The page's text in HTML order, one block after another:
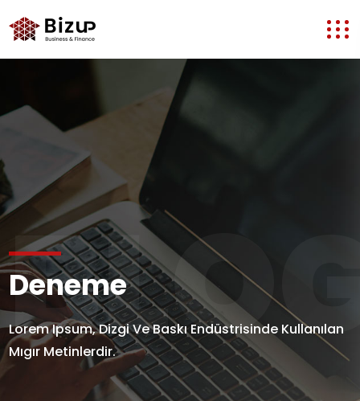
Deneme
Lorem Ipsum, Dizgi Ve Baskı Endüstrisinde Kullanılan
Mıgır Metinlerdir.